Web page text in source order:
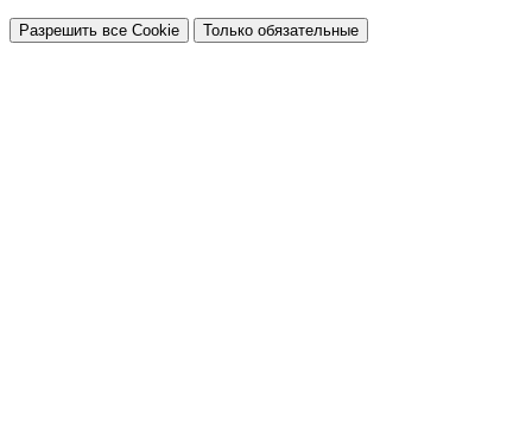
Разрешить все Cookie Только обязательные